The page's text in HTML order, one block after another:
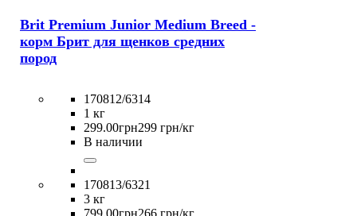
Brit Premium Junior Medium Breed -
корм Брит для щенков средних
пород
170812/6314
1 кг
299.00грн299 грн/кг
В наличии
170813/6321
3 кг
799.00грн266 грн/кг